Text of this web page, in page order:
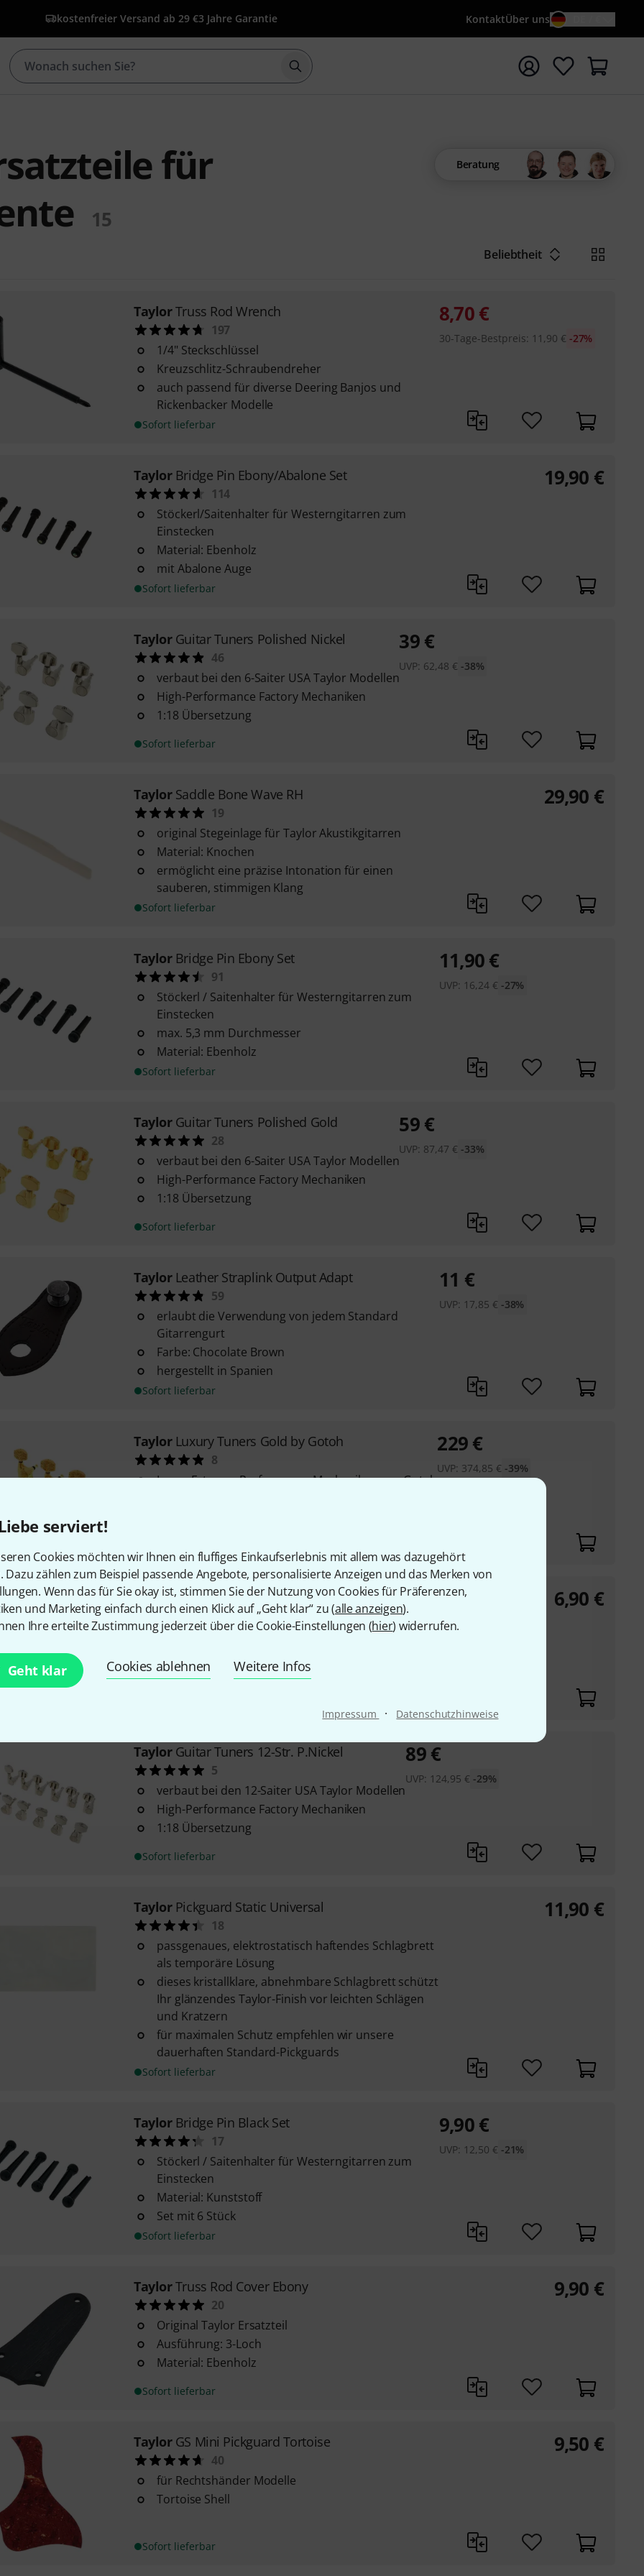
serviert!
Cookies möchten wir Ihnen ein fluffiges Einkaufserlebnis mit allem was dazugehört
Dazu zählen zum Beispiel passende Angebote, personalisierte Anzeigen und das Merken von
Wenn das für Sie okay ist, stimmen Sie der Nutzung von Cookies für Präferenzen,
und Marketing einfach durch einen Klick auf „Geht klar“ zu (alle anzeigen).
Ihre erteilte Zustimmung jederzeit über die Cookie-Einstellungen (hier) widerrufen.
Geht klar Cookies ablehnen Weitere Infos
Impressum · Datenschutzhinweise
kostenfreier Versand ab 29 €3 Jahre Garantie KontaktÜber uns
Suche mit Suchwort {searchTerm} starten
für
15
Beratung
Beliebtheit
TaylorTruss Rod Wrench
197
1/4" Steckschlüssel
Kreuzschlitz-Schraubendreher
auch passend für diverse Deering Banjos und
Rickenbacker Modelle
Sofort lieferbar
8,70€
30-Tage-Bestpreis: 11,90 € -27%
Taylor Bridge Pin Ebony/Abalone Set
114
Stöckerl/Saitenhalter für Westerngitarren zum
Einstecken
Material: Ebenholz
mit Abalone Auge
Sofort lieferbar
19,90 €
Taylor Guitar Tuners Polished Nickel
46
verbaut bei den 6-Saiter USA Taylor Modellen
High-Performance Factory Mechaniken
1:18 Übersetzung
Sofort lieferbar
39€
UVP: 62,48 € -38%
Taylor Saddle Bone Wave RH
19
original Stegeinlage für Taylor Akustikgitarren
Material: Knochen
ermöglicht eine präzise Intonation für einen
sauberen, stimmigen Klang
Sofort lieferbar
29,90 €
Taylor Bridge Pin Ebony Set
91
Stöckerl / Saitenhalter für Westerngitarren zum
Einstecken
max. 5,3 mm Durchmesser
Material: Ebenholz
Sofort lieferbar
11,90€
UVP: 16,24 € -27%
Taylor Guitar Tuners Polished Gold
28
verbaut bei den 6-Saiter USA Taylor Modellen
High-Performance Factory Mechaniken
1:18 Übersetzung
Sofort lieferbar
59€
UVP: 87,47 € -33%
Taylor Leather Straplink Output Adapt
59
erlaubt die Verwendung von jedem Standard
Gitarrengurt
Farbe: Chocolate Brown
hergestellt in Spanien
Sofort lieferbar
11 €
UVP: 17,85 € -38%
Taylor Luxury Tuners Gold by Gotoh
8
Luxus Extreme-Performance Mechaniken von Gotoh
229€
UVP: 374,85 € -39%
TaylorES 9V Battery Cartridge
40
für 9 V-Batterien
Tonabnehmersysteme
6,90 €
Taylor Guitar Tuners 12-Str. P.Nickel
5
verbaut bei den 12-Saiter USA Taylor Modellen
High-Performance Factory Mechaniken
1:18 Übersetzung
Sofort lieferbar
89 €
UVP: 124,95 € -29%
Taylor Pickguard Static Universal
18
passgenaues, elektrostatisch haftendes Schlagbrett
als temporäre Lösung
dieses kristallklare, abnehmbare Schlagbrett schützt
Ihr glänzendes Taylor-Finish vor leichten Schlägen
und Kratzern
für maximalen Schutz empfehlen wir unsere
dauerhaften Standard-Pickguards
Sofort lieferbar
11,90 €
Taylor Bridge Pin Black Set
17
Stöckerl / Saitenhalter für Westerngitarren zum
Einstecken
Material: Kunststoff
Set mit 6 Stück
Sofort lieferbar
9,90€
UVP: 12,50 € -21%
TaylorTruss Rod Cover Ebony
20
Original Taylor Ersatzteil
Ausführung: 3-Loch
Material: Ebenholz
Sofort lieferbar
9,90 €
Taylor GS Mini Pickguard Tortoise
40
für Rechtshänder Modelle
Tortoise Shell
Sofort lieferbar
9,50 €